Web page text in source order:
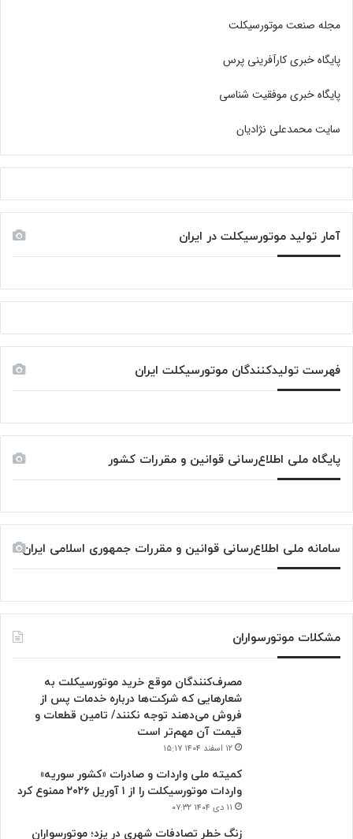
مجله صنعت موتورسیکلت
پایگاه خبری کارآفرینی پرس
پایگاه خبری موفقیت شناسی
سایت محمدعلی نژادیان
آمار تولید موتورسیکلت در ایران
فهرست تولیدکنندگان موتورسیکلت ایران
پایگاه ملی اطلاع‌رسانی قوانین و مقررات کشور
سامانه ملی اطلاع‌رسانی قوانین و مقررات جمهوری اسلامی ایران
مشکلات موتورسواران
مصرف‌کنندگان موقع خرید موتورسیکلت به
شعارهایی که شرکت‌ها درباره خدمات پس از
فروش می‌دهند توجه نکنند/ تامین قطعات و
قیمت آن مهم‌تر است
۱۲ اسفند ۱۴۰۴ ۱۵:۱۷
کمیته ملی واردات و صادرات «کشور سوریه»
واردات موتورسیکلت را از ۱ آوریل ۲۰۲۶ ممنوع کرد
۱۱ دی ۱۴۰۴ ۰۷:۳۲
زنگ خطر تصادفات شهری در یزد؛ موتورسواران